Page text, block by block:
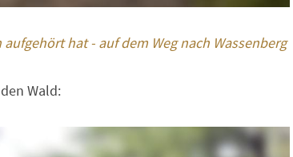
hat - auf dem Weg nach Wassenberg
Wald: